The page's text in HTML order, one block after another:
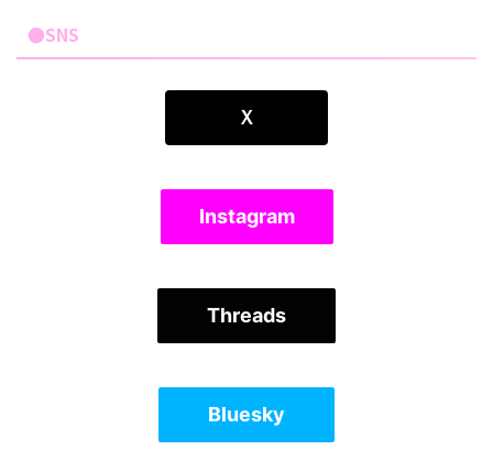
●SNS
Ｘ
Instagram
Threads
Bluesky